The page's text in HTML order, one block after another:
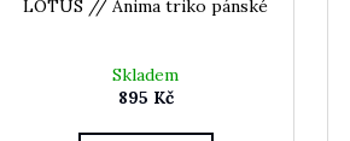
LOTUS // Anima triko pánské
Skladem
895 Kč